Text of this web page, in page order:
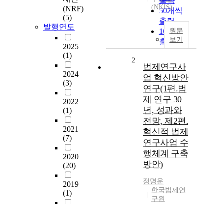
(NRF)
(5)
발행연도
2025
(1)
2024
(3)
2022
(1)
2021
(7)
2020
(20)
2019
(1)
50개씩
출력
100개씩
출력
(NKIS)
원문
보기
2
법제연구사
업 혁신방안
연구(1편.법
제 연구 30
년, 성과와
전망, 제2편.
혁신적 법제
연구사업 수
행체계 구축
방안)
정명운
한국법제연
구원